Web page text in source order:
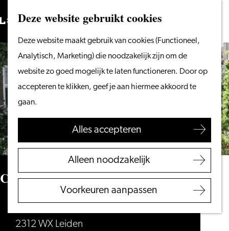
Deze website gebruikt cookies
Deze website maakt gebruik van cookies (Functioneel,
Analytisch, Marketing) die noodzakelijk zijn om de
website zo goed mogelijk te laten functioneren. Door op
accepteren te klikken, geef je aan hiermee akkoord te
gaan.
Alles accepteren
Alleen noodzakelijk
Voorkeuren aanpassen
Ga
naar
de
homepage
Menu
ZoekenVanaf het water
wandelen
Winkelen
Eten & drinken
Met kinderen
VVV Leiden
Bereikbaarheid
Regio Leiden
Zoeken
Coninckshofje
2312 WX Leiden